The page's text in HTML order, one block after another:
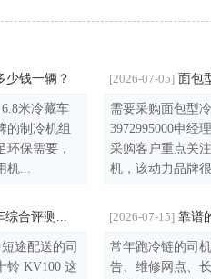
少钱一辆？
米冷藏车
的制冷机组
保需要，
机...
[2026-07-05] 面包
需要采购面包型
3972995000申经
采购客户重点关
机，该动力品牌
合评测...
途配送的司
铃 KV100 这
[2026-07-15] 靠谱
常年跑冷链的司
告、维修网点、